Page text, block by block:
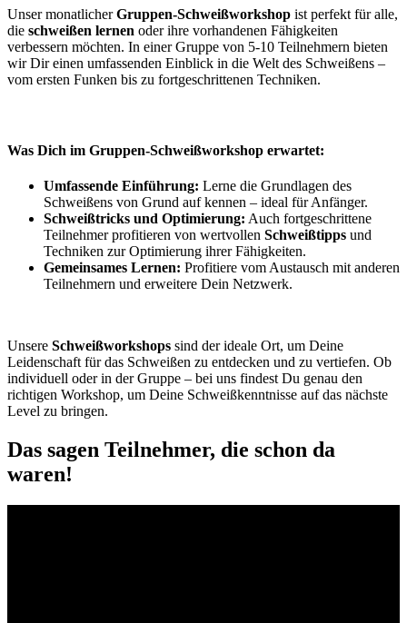
Unser monatlicherGruppen-Schweißworkshop ist perfekt für alle,
die schweißen lernen oder ihre vorhandenen Fähigkeiten
verbessern möchten. In einer Gruppe von 5-10 Teilnehmern bieten
wir Dir einen umfassenden Einblick in die Welt des Schweißens –
vom ersten Funken bis zu fortgeschrittenen Techniken.
Was Dich im Gruppen-Schweißworkshop erwartet:
Umfassende Einführung: Lerne die Grundlagen des
Schweißens von Grund auf kennen – ideal für Anfänger.
Schweißtricks und Optimierung: Auch fortgeschrittene
Teilnehmer profitieren von wertvollen Schweißtipps und
Techniken zur Optimierung ihrer Fähigkeiten.
Gemeinsames Lernen: Profitiere vom Austausch mit anderen
Teilnehmern und erweitere Dein Netzwerk.
Unsere Schweißworkshops sind der ideale Ort, um Deine
Leidenschaft für das Schweißen zu entdecken und zu vertiefen. Ob
individuell oder in der Gruppe – bei uns findest Du genau den
richtigen Workshop, um Deine Schweißkenntnisse auf das nächste
Level zu bringen.
Das sagen Teilnehmer, die schon da
waren!